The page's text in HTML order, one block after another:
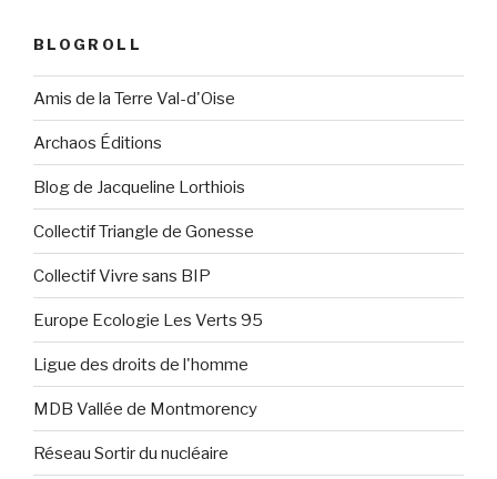
BLOGROLL
Amis de la Terre Val-d'Oise
Archaos Éditions
Blog de Jacqueline Lorthiois
Collectif Triangle de Gonesse
Collectif Vivre sans BIP
Europe Ecologie Les Verts 95
Ligue des droits de l'homme
MDB Vallée de Montmorency
Réseau Sortir du nucléaire